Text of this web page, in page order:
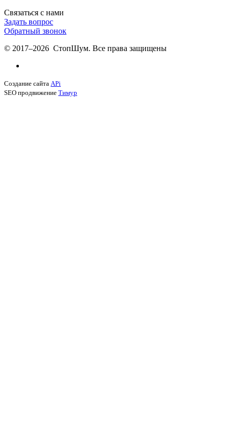
Связаться с нами
Задать вопрос
Обратный звонок
© 2017–2026 СтопШум. Все права защищены
Создание сайта APi
SEO продвижение Тимур